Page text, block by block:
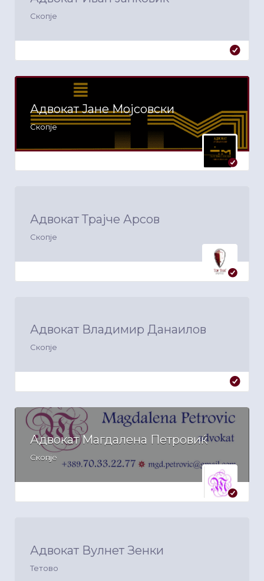
Скопје
Адвокат Јане Мојсовски
Скопје
Адвокат Трајче Арсов
Скопје
Адвокат Владимир Данаилов
Скопје
Адвокат Магдалена Петровиќ
Скопје
Адвокат Вулнет Зенки
Тетово